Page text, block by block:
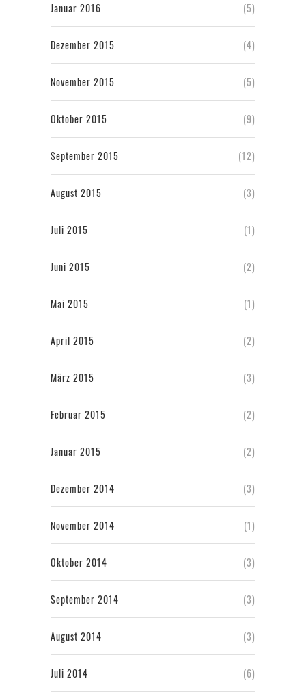
Januar 2016 (5)
Dezember 2015 (4)
November 2015 (5)
Oktober 2015 (9)
September 2015 (12)
August 2015 (3)
Juli 2015 (1)
Juni 2015 (2)
Mai 2015 (1)
April 2015 (2)
März 2015 (3)
Februar 2015 (2)
Januar 2015 (2)
Dezember 2014 (3)
November 2014 (1)
Oktober 2014 (3)
September 2014 (3)
August 2014 (3)
Juli 2014 (6)